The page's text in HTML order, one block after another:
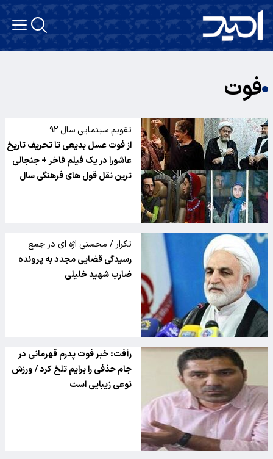
فوت
تقویم سینمایی سال ۹۲
از فوت عسل بدیعی تا تحریف تاریخ
عاشورا در یک فیلم فاخر + جنجالی
ترین نقل قول های فرهنگی سال
تکرار / محسنی اژه ای در جمع
خبرنگاران عنوان کرد
رسیدگی قضایی مجدد به پرونده
ضارب شهید خلیلی
رأفت: خبر فوت پدرم قهرمانی در
جام حذفی را برایم تلخ کرد / ورزش
نوعی زیبایی است